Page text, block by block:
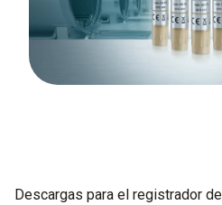
Descargas para el registrador